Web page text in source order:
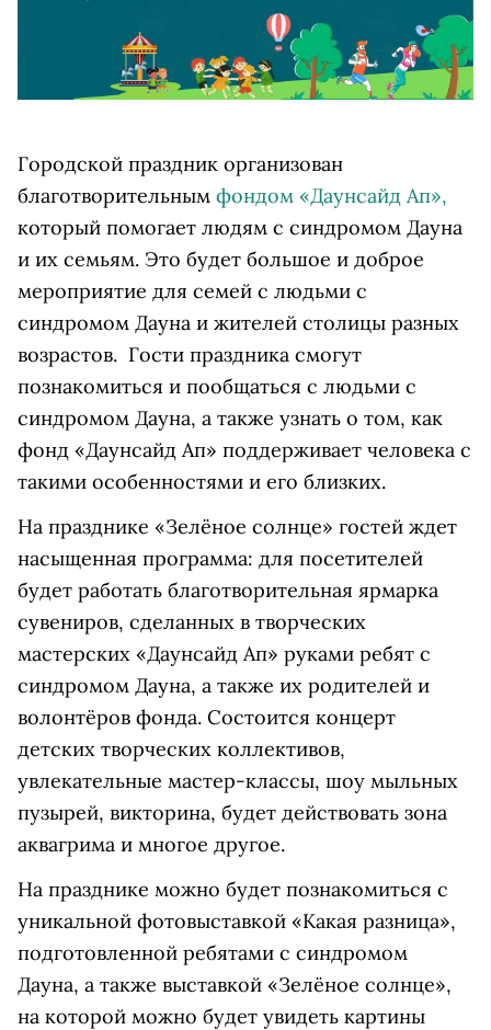
Городской праздник организован
благотворительным фондом «Даунсайд Ап»,
который помогает людям с синдромом Дауна
и их семьям. Это будет большое и доброе
мероприятие для семей с людьми с
синдромом Дауна и жителей столицы разных
возрастов. Гости праздника смогут
познакомиться и пообщаться с людьми с
синдромом Дауна, а также узнать о том, как
фонд «Даунсайд Ап» поддерживает человека с
такими особенностями и его близких.
На празднике «Зелёное солнце» гостей ждет
насыщенная программа: для посетителей
будет работать благотворительная ярмарка
сувениров, сделанных в творческих
мастерских «Даунсайд Ап» руками ребят с
синдромом Дауна, а также их родителей и
волонтёров фонда. Состоится концерт
детских творческих коллективов,
увлекательные мастер-классы, шоу мыльных
пузырей, викторина, будет действовать зона
аквагрима и многое другое.
На празднике можно будет познакомиться с
уникальной фотовыставкой «Какая разница»,
подготовленной ребятами с синдромом
Дауна, а также выставкой «Зелёное солнце»,
на которой можно будет увидеть картины